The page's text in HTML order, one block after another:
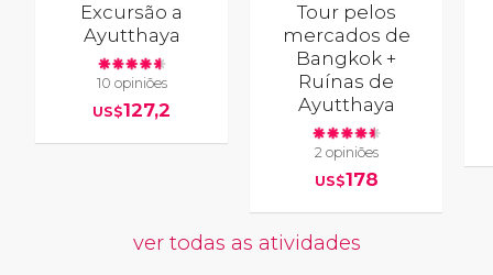
Excursão a
Ayutthaya
10 opiniões
US$127,2
Tour pelos
mercados de
Bangkok +
Ruínas de
Ayutthaya
2 opiniões
US$178
ver todas as atividades